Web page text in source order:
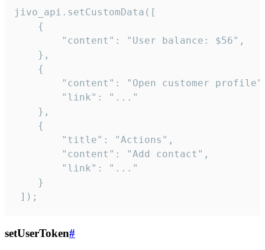
jivo_api.setCustomData([
    {
        "content": "User balance: $56",
    },
    {
"content": "Open customer
        "link": "..."
    },
    {
        "title": "Actions",
        "content": "Add contact",
        "link": "..."
    }
]);
setUserToken#